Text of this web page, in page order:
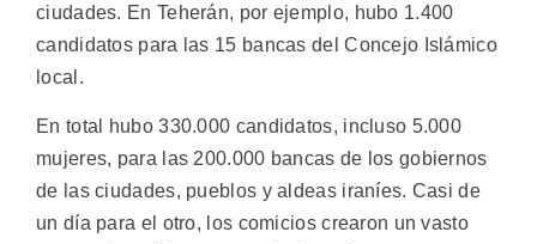
ciudades. En Teherán, por ejemplo, hubo 1.400
candidatos para las 15 bancas del Concejo Islámico
local.
En total hubo 330.000 candidatos, incluso 5.000
mujeres, para las 200.000 bancas de los gobiernos
de las ciudades, pueblos y aldeas iraníes. Casi de
un día para el otro, los comicios crearon un vasto